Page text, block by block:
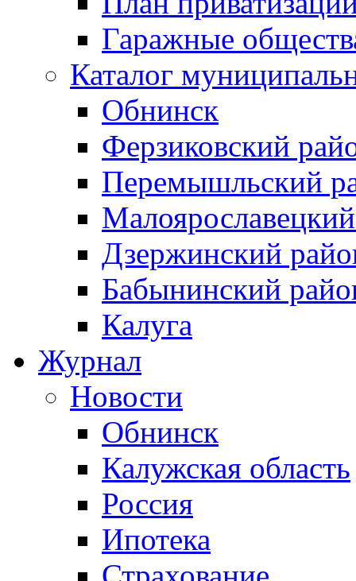
Гаражные
Каталог
Обнинск
Ферзиковский
Перемышльский
Дзержинский
Бабынинский
Калуга
Журнал
Новости
Обнинск
Калужская область
Россия
Ипотека